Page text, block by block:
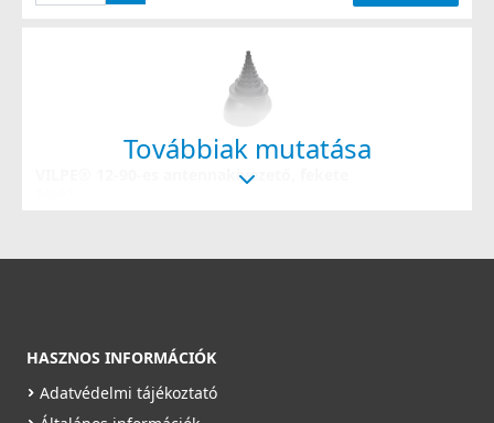
VILPE® 12-90-es antennakivezető, fekete
Továbbiak mutatása
HASZNOS INFORMÁCIÓK
Adatvédelmi tájékoztató